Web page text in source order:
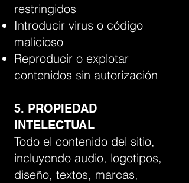
restringidos
Introducir virus o código
malicioso
Reproducir o explotar
contenidos sin autorización
5. PROPIEDAD
INTELECTUAL
Todo el contenido del sitio,
incluyendo audio, logotipos,
diseño, textos, marcas,